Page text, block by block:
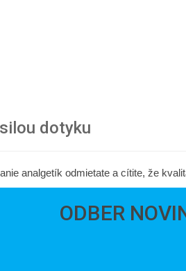
dotyku
analgetík odmietate a cítite, že
ODBER